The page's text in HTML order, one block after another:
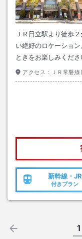
ＪＲ日立駅より徒歩
い絶好のロケーショ
ときをお楽しみくださ
アクセス： ＪＲ常磐
新幹線・JR
付きプラン
1